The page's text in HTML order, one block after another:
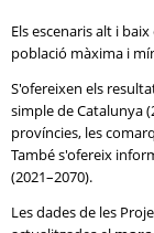
Els escenaris alt i
població màxima i
S'ofereixen els
simple de Catalunya
províncies, les
També s'ofereix
(2021–2070).
Les dades de les